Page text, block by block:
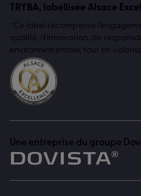
TRYBA, labellisée Alsace
*Ce label récompense
qualité, d'innovation, de
environnementale, tout en
Une entreprise du groupe